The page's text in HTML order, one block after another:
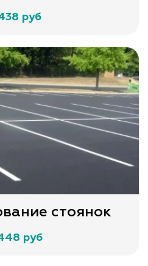
руб
стоянок
руб